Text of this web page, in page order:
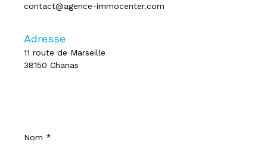
contact@agence-immocenter.com
Adresse
11 route de Marseille
38150 Chanas
*